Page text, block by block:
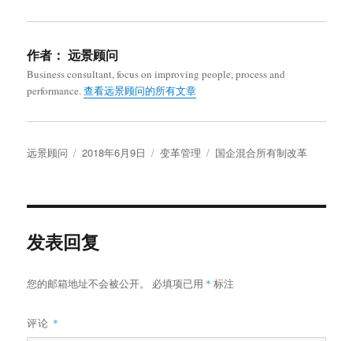
作者： 远景顾问
Business consultant, focus on improving people, process and
performance.查看远景顾问的所有文章
作
远景顾问
发
2018年6月9日
分
变革管理
标
国企混合所有制改革
发表回复
您的邮箱地址不会被公开。 必填项已用 * 标注
评论 *